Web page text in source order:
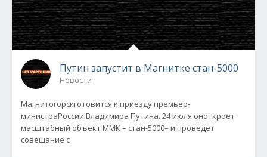
Путин запустит в Магнитке стан-5000
Новости
Магнитогорскготовится к приезду премьер-
министраРоссии Владимира Путина. 24 июля оноткроет
масштабный объект ММК – стан-5000– и проведет
совещание с